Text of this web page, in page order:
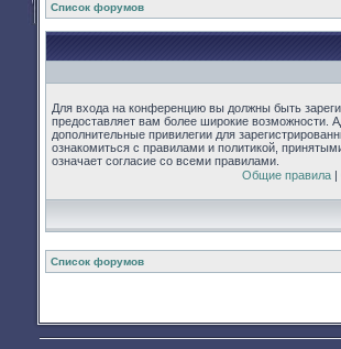
Список форумов
Для входа на конференцию вы должны быть
предоставляет вам более широкие возможности.
дополнительные привилегии для
ознакомиться с правилами и политикой,
означает согласие со всеми правилами.
Общие правила|
Список форумов